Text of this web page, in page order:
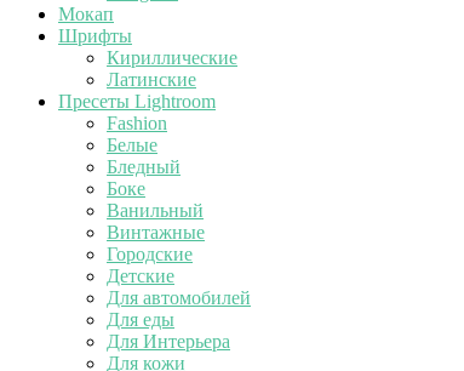
Мокап
Шрифты
Кириллические
Латинские
Пресеты Lightroom
Fashion
Белые
Бледный
Боке
Ванильный
Винтажные
Городские
Детские
Для автомобилей
Для еды
Для Интерьера
Для кожи